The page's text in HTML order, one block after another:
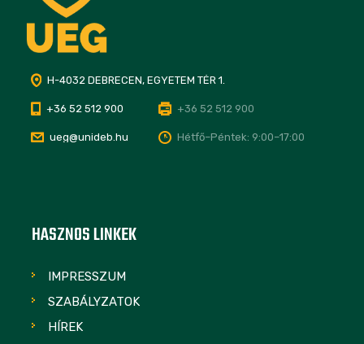
H-4032 DEBRECEN, EGYETEM TÉR 1.
+36 52 512 900 +36 52 512 900
ueg@unideb.hu Hétfő–Péntek: 9:00–17:00
HASZNOS LINKEK
IMPRESSZUM
SZABÁLYZATOK
HÍREK